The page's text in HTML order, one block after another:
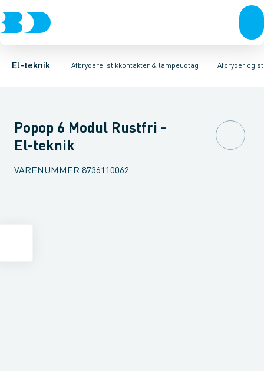
El-teknik Afbrydere, stikkontakter & lampeudtag
Afbrydere, stikkontakter & lampeudtagForgreningsmateriel
Afbryder og
Afbryder og stikdåsemateriel
Afbryder og stikkontakt kombinationInstallationsafbryder
Popop 6 Modul Rustfri -
El-teknik
VARENUMMER 8736110062